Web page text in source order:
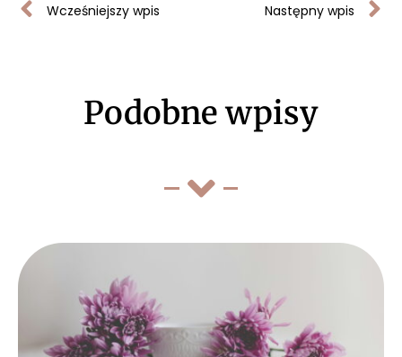
Wcześniejszy wpis Następny wpis
Podobne wpisy